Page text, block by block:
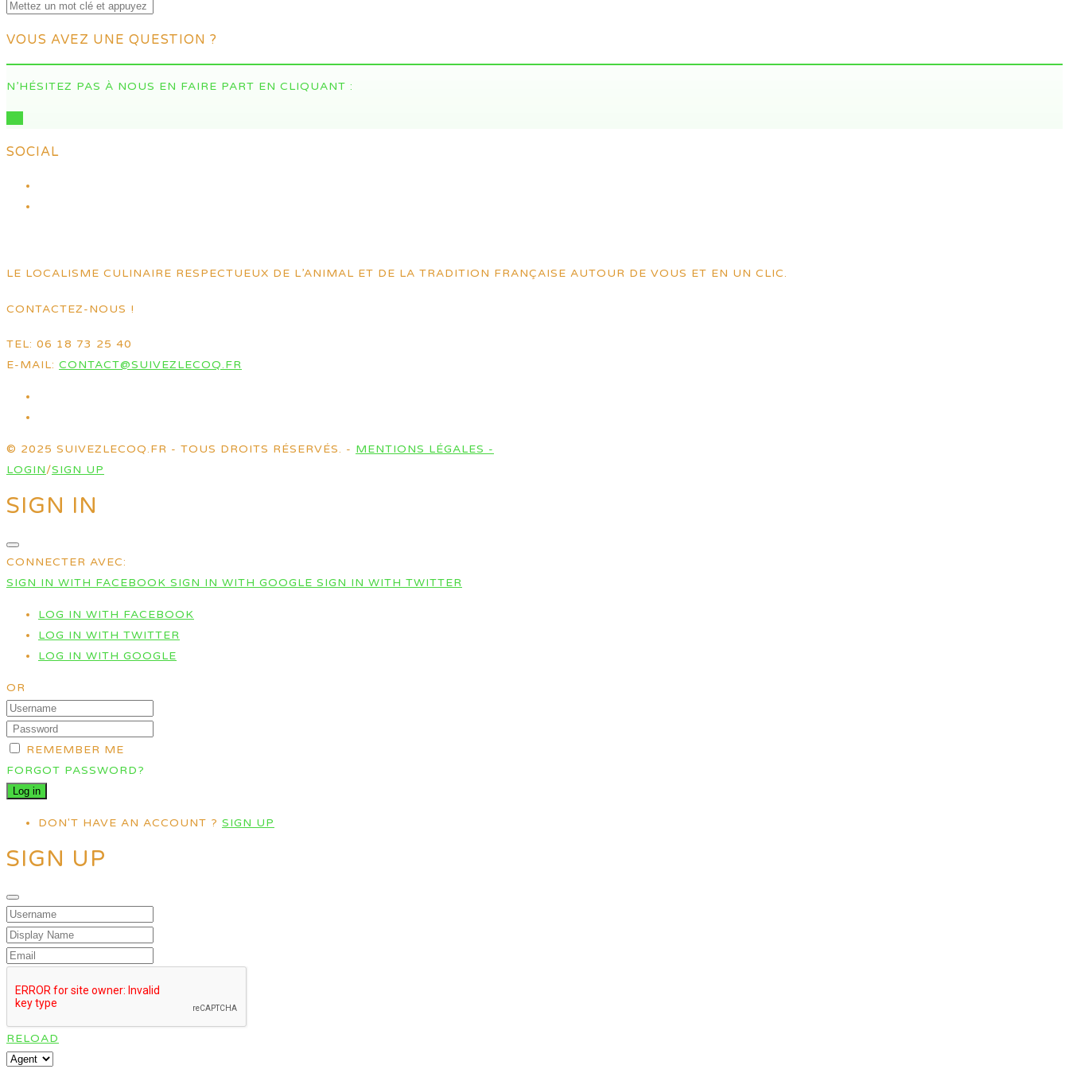
VOUS AVEZ UNE QUESTION ?
N’HÉSITEZ PAS À NOUS EN FAIRE PART EN CLIQUANT :
SOCIAL
LE LOCALISME CULINAIRE RESPECTUEUX DE L’ANIMAL ET DE LA TRADITION FRANÇAISE AUTOUR DE VOUS ET EN UN CLIC.
CONTACTEZ-NOUS !
TEL: 06 18 73 25 40
E-MAIL: CONTACT@SUIVEZLECOQ.FR
© 2025 SUIVEZLECOQ.FR - TOUS DROITS RÉSERVÉS. - MENTIONS LÉGALES -
LOGIN/SIGN UP
SIGN IN
CONNECTER AVEC:
SIGN IN WITH FACEBOOK SIGN IN WITH GOOGLE SIGN IN WITH TWITTER
LOG IN WITH FACEBOOK
LOG IN WITH TWITTER
LOG IN WITH GOOGLE
OR
REMEMBER ME
FORGOT PASSWORD?
DON'T HAVE AN ACCOUNT ? SIGN UP
SIGN UP
RELOAD